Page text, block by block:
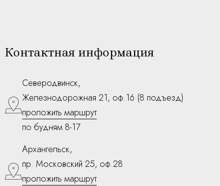
Контактная информация
Северодвинск,
Железнодорожная 21, оф.16 (8 подъезд)
проложить маршрут
по будням 8-17
Архангельск,
пр. Московский 25, оф.28
проложить маршрут